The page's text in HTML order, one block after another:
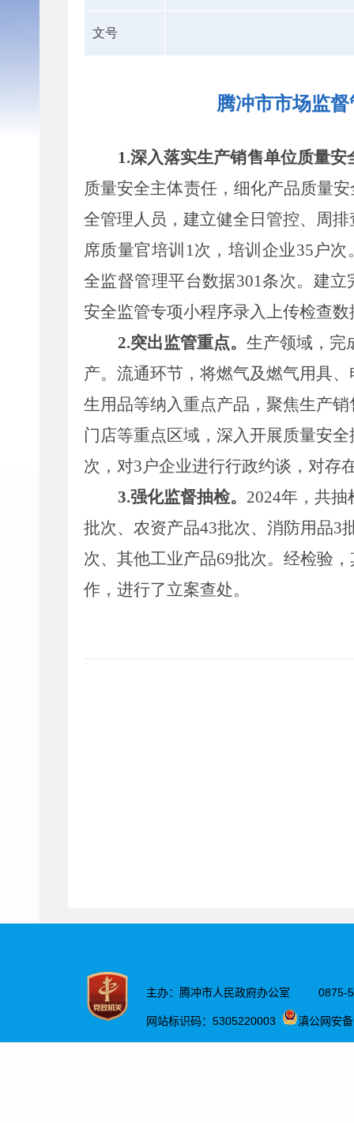
文号
腾冲市市场监
1.深入落实生产销售单位质量安
质量安全主体责任，细化产品质量
全管理人员，建立健全日管控、周
席质量官培训 1次，培训企业35户次
全监督管理平台数据301条次。 建立
安全监管专项小程序录入上传检查数
2.突出监管重点。 生产领域，完
产。流通环节， 将燃气及燃气用具
生用品等纳入重点产品，聚焦生产
门店等重点区域，深入开展质量安
次， 对3户企业进行行政约谈，对存
3.强化监督抽检。 2024年，共抽
批次、农资产品43批次、消防用品3
次、其他工业产品69批次。经检验，
作，进行了立案查处。